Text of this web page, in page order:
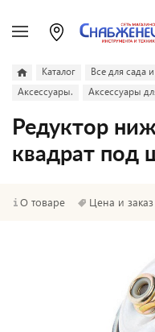
Каталог Все для сада
Аксессуары.
Аксессуары
Редуктор
квадрат под
О товаре Цена и заказ